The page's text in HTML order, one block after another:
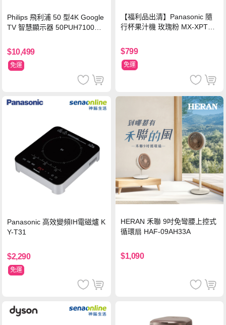
Philips 飛利浦 50 型4K Google
TV 智慧顯示器 50PUH7100
$10,499
免運
【福利品出清】Panasonic 隨
行杯果汁機 玫瑰粉 MX-XPT10
$799
免運
Panasonic 高效變頻IH電磁爐 K
Y-T31
$2,290
免運
HERAN 禾聯 9吋免彎腰上控式
循環扇 HAF-09AH33A
$1,090